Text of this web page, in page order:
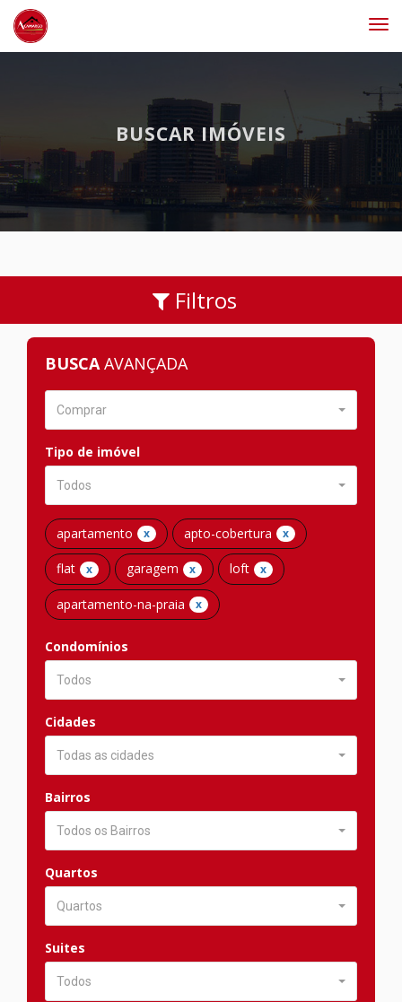
#
BUSCAR IMÓVEIS
Filtros
BUSCAAVANÇADA
Comprar
Tipo de imóvel
Todos
apartamento x apto-cobertura x
flat x garagem x loft x
apartamento-na-praia x
Condomínios
Todos
Cidades
Todas as cidades
Bairros
Todos os Bairros
Quartos
Quartos
Suites
Todos